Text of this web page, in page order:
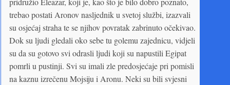
trebao postati Aronov nasljednik u svetoj službi, izazvali
su osjećaj straha te se njihov povratak zabrinuto očekivao.
Dok su ljudi gledali oko sebe tu golemu zajednicu, vidjeli
su da su gotovo svi odrasli ljudi koji su napustili Egipat
pomrli u pustinji. Svi su imali zle predosjećaje pri pomisli
na kaznu izrečenu Mojsiju i Aronu. Neki su bili svjesni